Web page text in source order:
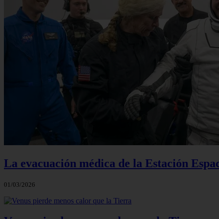
La evacuación médica de la Estación
01/03/2026